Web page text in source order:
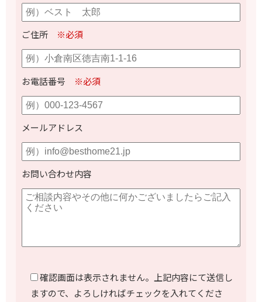
ご住所 ※必須
お電話番号 ※必須
メールアドレス
お問い合わせ内容
確認画面は表示されません。上記内容にて送信し
ますので、よろしければチェックを入れてくださ